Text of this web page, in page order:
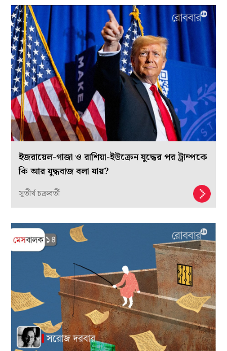
ইজরায়েল-গাজা ও রাশিয়া-ইউক্রেন যুদ্ধের পর ট্রাম্পকে
কি আর যুদ্ধবাজ বলা যায়?
সুতীর্থ চক্রবর্তী